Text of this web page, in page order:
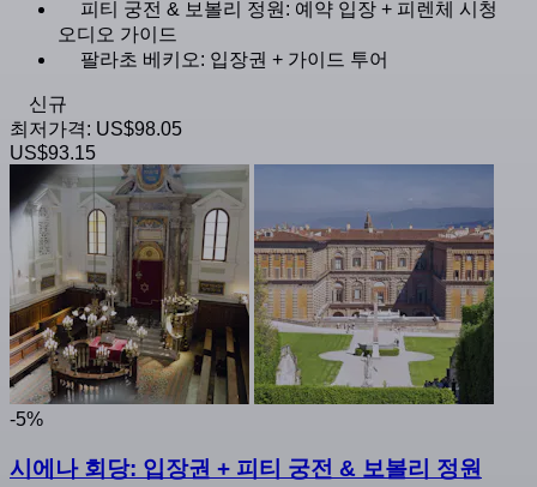
피티 궁전 & 보볼리 정원: 예약 입장 + 피렌체 시청
오디오 가이드
팔라초 베키오: 입장권 + 가이드 투어
신규
최저가격: US$98.05
US$93.15
-5%
시에나 회당: 입장권 + 피티 궁전 & 보볼리 정원